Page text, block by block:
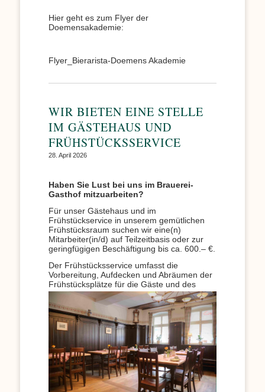
Hier geht es zum Flyer der
Doemensakademie:
Flyer_Bierarista-Doemens Akademie
WIR BIETEN EINE STELLE
IM GÄSTEHAUS UND
FRÜHSTÜCKSSERVICE
28. April 2026
Haben Sie Lust bei uns im Brauerei-
Gasthof mitzuarbeiten?
Für unser Gästehaus und im
Frühstückservice in unserem gemütlichen
Frühstücksraum suchen wir eine(n)
Mitarbeiter(in/d) auf Teilzeitbasis oder zur
geringfügigen Beschäftigung bis ca. 600.– €.
Der Frühstücksservice umfasst die
Vorbereitung, Aufdecken und Abräumen der
Frühstücksplätze für die Gäste und des